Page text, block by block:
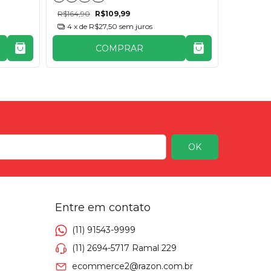
R$164,90 R$109,99
4 x de R$27,50 sem juros
COMPRAR
Entre em contato
(11) 91543-9999
(11) 2694-5717 Ramal 229
ecommerce2@razon.com.br